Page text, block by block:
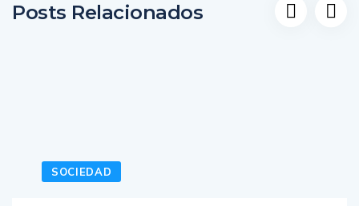
Posts Relacionados
SOCIEDAD